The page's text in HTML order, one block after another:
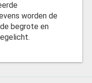
worden de
begrote en